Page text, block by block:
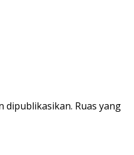
dipublikasikan. Ruas yang